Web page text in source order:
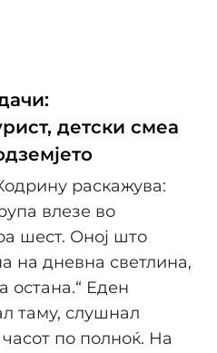
детски смеа
раскажува:
влезе во
шест. Оној што
на дневна светлина,
остана.“ Еден
таму, слушнал
по полноќ. На